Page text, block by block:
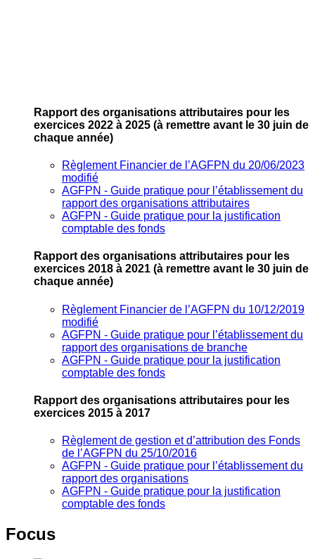
Rapport des organisations attributaires pour les
exercices 2022 à 2025 (à remettre avant le 30 juin de
chaque année)
Règlement Financier de l’AGFPN du 20/06/2023
modifié
AGFPN ‐ Guide pratique pour l’établissement du
rapport des organisations attributaires
AGFPN ‐ Guide pratique pour la justification
comptable des fonds
Rapport des organisations attributaires pour les
exercices 2018 à 2021 (à remettre avant le 30 juin de
chaque année)
Règlement Financier de l’AGFPN du 10/12/2019
modifié
AGFPN ‐ Guide pratique pour l’établissement du
rapport des organisations de branche
AGFPN ‐ Guide pratique pour la justification
comptable des fonds
Rapport des organisations attributaires pour les
exercices 2015 à 2017
Règlement de gestion et d’attribution des Fonds
de l’AGFPN du 25/10/2016
AGFPN ‐ Guide pratique pour l’établissement du
rapport des organisations
AGFPN ‐ Guide pratique pour la justification
comptable des fonds
Focus